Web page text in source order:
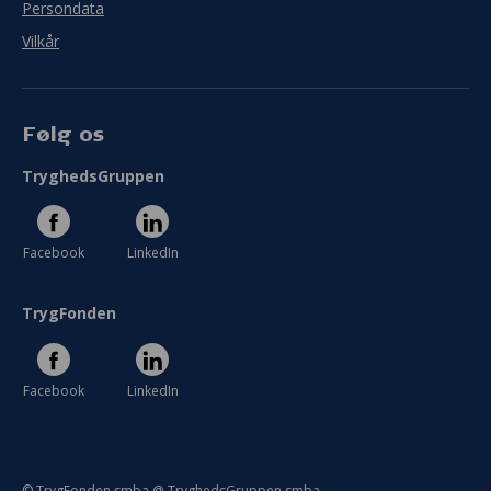
Persondata
Vilkår
Følg os
TryghedsGruppen
Facebook LinkedIn
TrygFonden
Facebook LinkedIn